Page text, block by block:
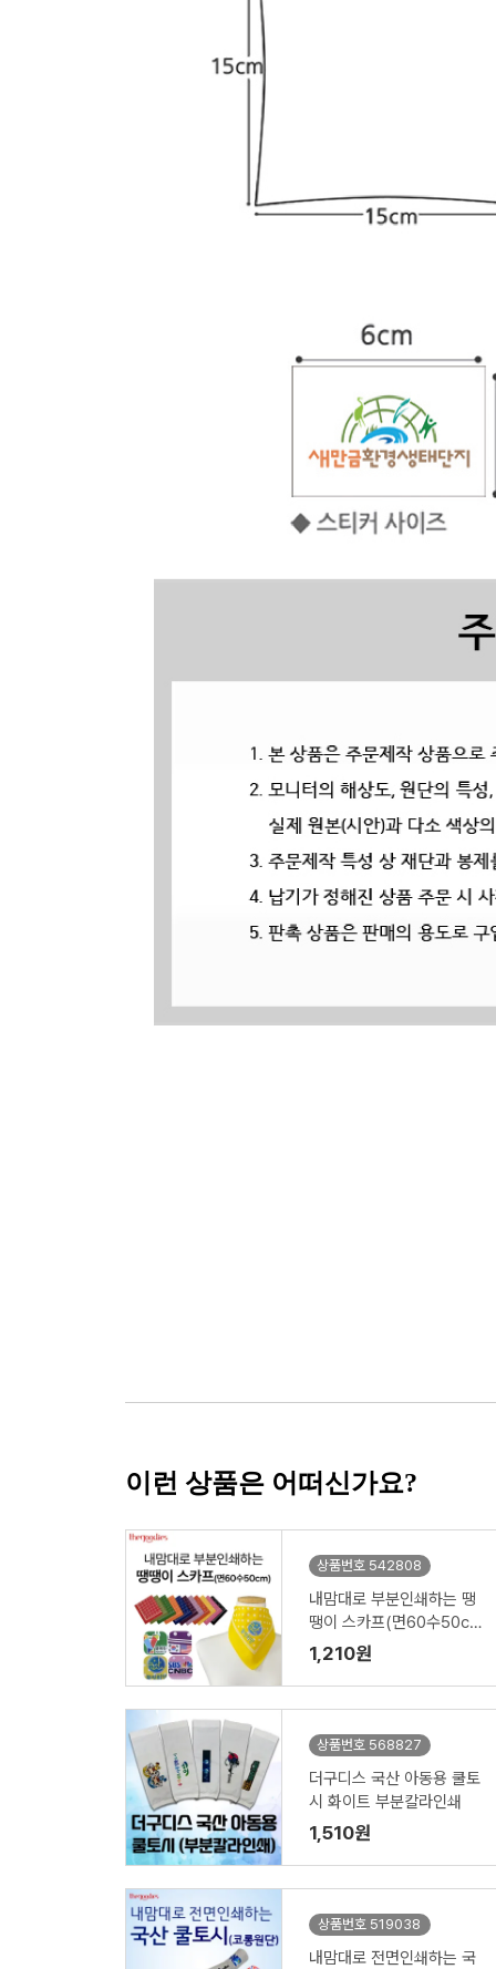
이런 상품은 어떠신가요?
상품번호 542808
내맘대로 부분인쇄하는 땡
땡이 스카프(면60수50c
m)
1,210원
상품번호 568827
더구디스 국산 아동용 쿨토
시 화이트 부분칼라인쇄
1,510원
상품번호 519038
내맘대로 전면인쇄하는 국